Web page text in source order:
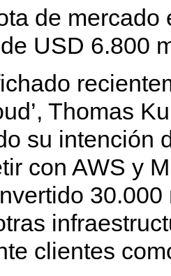
de
USD 6.800
Thomas
su intención
con AWS y
clientes